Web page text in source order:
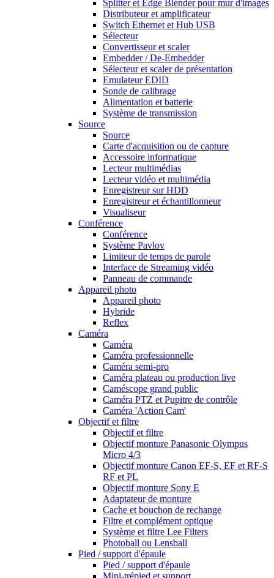
Splitter et Edge Blender pour mur d'images
Distributeur et amplificateur
Switch Ethernet et Hub USB
Sélecteur
Convertisseur et scaler
Embedder / De-Embedder
Sélecteur et scaler de présentation
Emulateur EDID
Sonde de calibrage
Alimentation et batterie
Système de transmission
Source
Source
Carte d'acquisition ou de capture
Accessoire informatique
Lecteur multimédias
Lecteur vidéo et multimédia
Enregistreur sur HDD
Enregistreur et échantillonneur
Visualiseur
Conférence
Conférence
Système Pavlov
Limiteur de temps de parole
Interface de Streaming vidéo
Panneau de commande
Appareil photo
Appareil photo
Hybride
Reflex
Caméra
Caméra
Caméra professionnelle
Caméra semi-pro
Caméra plateau ou production live
Caméscope grand public
Caméra PTZ et Pupitre de contrôle
Caméra 'Action Cam'
Objectif et filtre
Objectif et filtre
Objectif monture Panasonic Olympus
Micro 4/3
Objectif monture Canon EF-S, EF et RF-S
RF et PL
Objectif monture Sony E
Adaptateur de monture
Cache et bouchon de rechange
Filtre et complément optique
Système et filtre Lee Filters
Photoball ou Lensball
Pied / support d'épaule
Pied / support d'épaule
Mini-trépied et support